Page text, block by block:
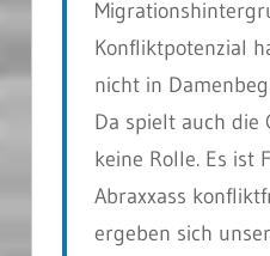
Konfliktpotenzial
nicht in
Da spielt auch die
keine Rolle. Es ist
Abraxxass
ergeben sich